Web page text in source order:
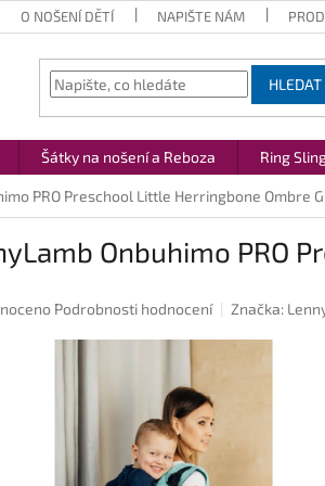
O NOŠENÍ DĚTÍ NAPIŠTE NÁM
HLEDAT
Šátky na nošení a Reboza Ring
PRO Preschool Little Herringbone Ombre
Onbuhimo PRO
Podrobnosti hodnocení Značka: